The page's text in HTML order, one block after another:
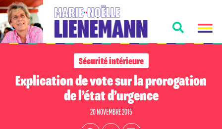
Sécurité intérieure
Explication de vote sur la prorogation
de l’état d’urgence
20 NOVEMBRE 2015